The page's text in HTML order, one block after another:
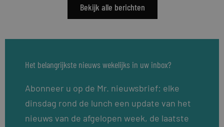
Bekijk alle berichten
Het belangrijkste nieuws wekelijks in uw inbox?
Abonneer u op de Mr. nieuwsbrief: elke
dinsdag rond de lunch een update van het
nieuws van de afgelopen week, de laatste